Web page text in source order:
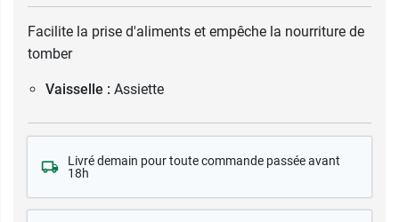
Facilite la prise d'aliments et empêche la nourriture de
tomber
Vaisselle : Assiette
Livré demain pour toute commande passée avant
18h